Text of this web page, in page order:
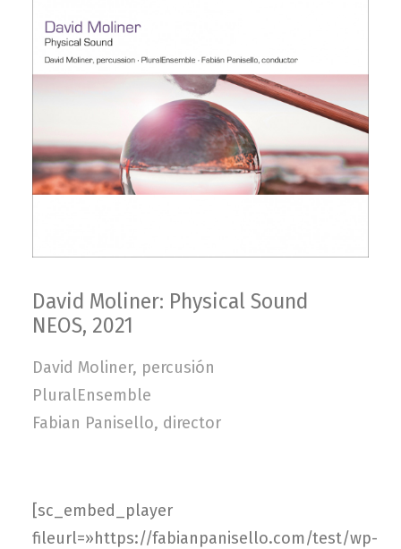
David Moliner: Physical Sound
NEOS, 2021
David Moliner, percusión
PluralEnsemble
Fabian Panisello, director
[sc_embed_player
fileurl=»https://fabianpanisello.com/test/wp-